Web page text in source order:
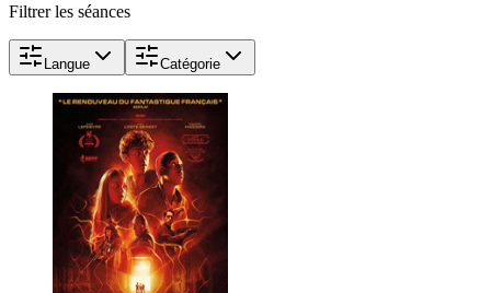
Filtrer les séances
Langue Catégorie